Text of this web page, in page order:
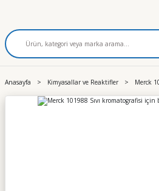
Anasayfa Kimyasallar ve Reaktifler Merck